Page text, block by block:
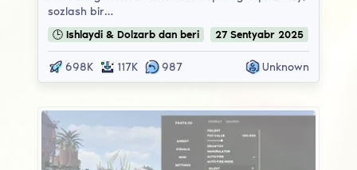
sozlash bir…
🕒 Ishlaydi & Dolzarb dan beri 27 Sentyabr 2025
698K 117K 987 Unknown